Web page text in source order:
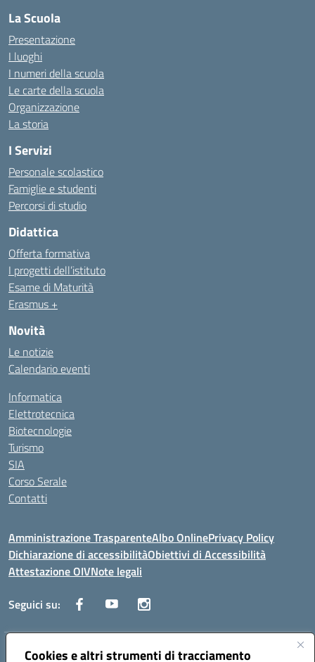
Cookies e altri strumenti di tracciamento
La Scuola
Presentazione
I luoghi
I numeri della scuola
Le carte della scuola
Organizzazione
La storia
I Servizi
Personale scolastico
Famiglie e studenti
Percorsi di studio
Didattica
Offerta formativa
I progetti dell’istituto
Esame di Maturità
Erasmus +
Novità
Le notizie
Calendario eventi
Informatica
Elettrotecnica
Biotecnologie
Turismo
SIA
Corso Serale
Contatti
Amministrazione TrasparenteAlbo OnlinePrivacy Policy
Dichiarazione di accessibilitàObiettivi di Accessibilità
Attestazione OIVNote legali
Seguici su:
Indirizzo:Via Cesare Beccaria 70043 MONOPOLI (BA)